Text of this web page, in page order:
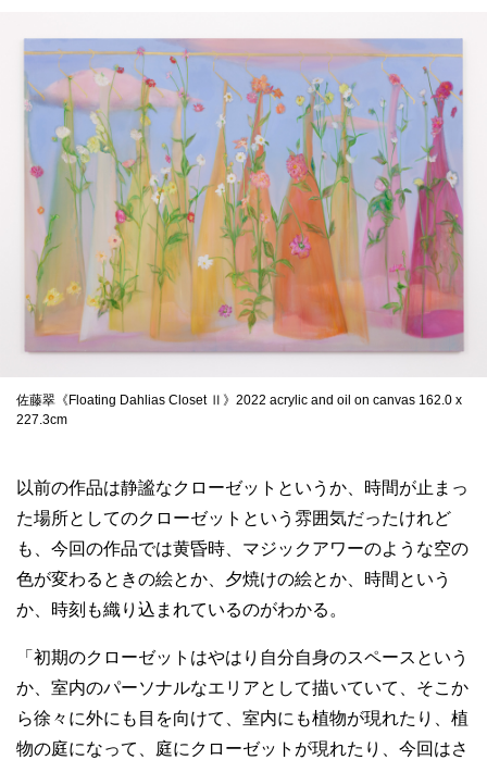
佐藤翠《Floating Dahlias Closet Ⅱ》2022 acrylic and oil on canvas 162.0 x
227.3cm
以前の作品は静謐なクローゼットというか、時間が止まっ
た場所としてのクローゼットという雰囲気だったけれど
も、今回の作品では黄昏時、マジックアワーのような空の
色が変わるときの絵とか、夕焼けの絵とか、時間という
か、時刻も織り込まれているのがわかる。
「初期のクローゼットはやはり自分自身のスペースという
か、室内のパーソナルなエリアとして描いていて、そこか
ら徐々に外にも目を向けて、室内にも植物が現れたり、植
物の庭になって、庭にクローゼットが現れたり、今回はさ